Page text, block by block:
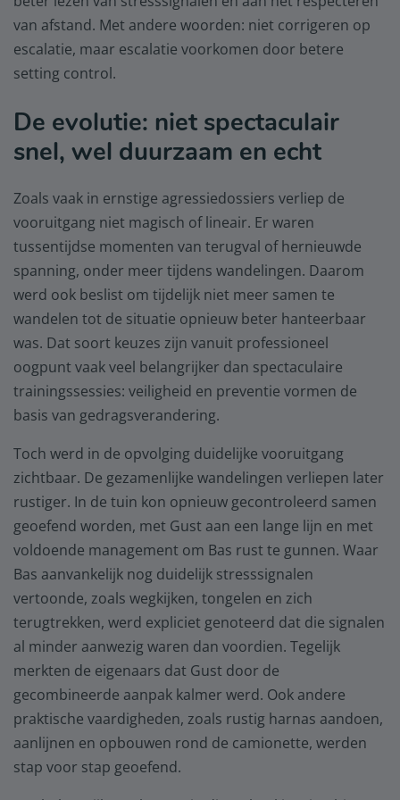
van afstand. Met andere woorden: niet corrigeren op
escalatie, maar escalatie voorkomen door betere
setting control.
De evolutie: niet spectaculair
snel, wel duurzaam en echt
Zoals vaak in ernstige agressiedossiers verliep de
vooruitgang niet magisch of lineair. Er waren
tussentijdse momenten van terugval of hernieuwde
spanning, onder meer tijdens wandelingen. Daarom
werd ook beslist om tijdelijk niet meer samen te
wandelen tot de situatie opnieuw beter hanteerbaar
was. Dat soort keuzes zijn vanuit professioneel
oogpunt vaak veel belangrijker dan spectaculaire
trainingssessies: veiligheid en preventie vormen de
basis van gedragsverandering.
Toch werd in de opvolging duidelijke vooruitgang
zichtbaar. De gezamenlijke wandelingen verliepen later
rustiger. In de tuin kon opnieuw gecontroleerd samen
geoefend worden, met Gust aan een lange lijn en met
voldoende management om Bas rust te gunnen. Waar
Bas aanvankelijk nog duidelijk stresssignalen
vertoonde, zoals wegkijken, tongelen en zich
terugtrekken, werd expliciet genoteerd dat die signalen
al minder aanwezig waren dan voordien. Tegelijk
merkten de eigenaars dat Gust door de
gecombineerde aanpak kalmer werd. Ook andere
praktische vaardigheden, zoals rustig harnas aandoen,
aanlijnen en opbouwen rond de camionette, werden
stap voor stap geoefend.